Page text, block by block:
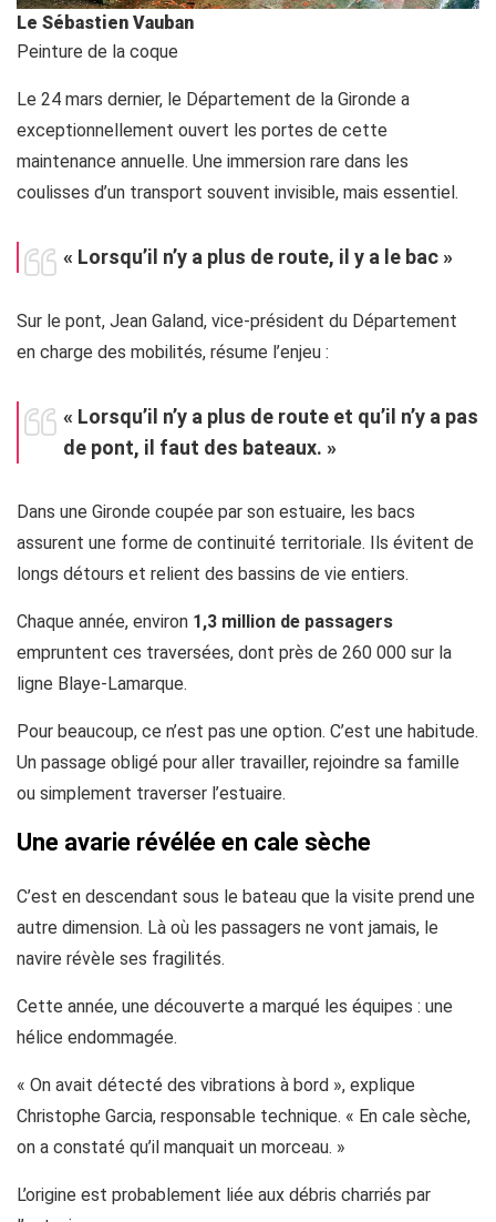
Le Sébastien Vauban
Peinture de la coque
Le 24 mars dernier, le Département de la Gironde a
exceptionnellement ouvert les portes de cette
maintenance annuelle. Une immersion rare dans les
coulisses d’un transport souvent invisible, mais essentiel.
« Lorsqu’il n’y a plus de route, il y a le bac »
Sur le pont, Jean Galand, vice-président du Département
en charge des mobilités, résume l’enjeu :
« Lorsqu’il n’y a plus de route et qu’il n’y a pas
de pont, il faut des bateaux. »
Dans une Gironde coupée par son estuaire, les bacs
assurent une forme de continuité territoriale. Ils évitent de
longs détours et relient des bassins de vie entiers.
Chaque année, environ 1,3 million de passagers
empruntent ces traversées, dont près de 260 000 sur la
ligne Blaye-Lamarque.
Pour beaucoup, ce n’est pas une option. C’est une habitude.
Un passage obligé pour aller travailler, rejoindre sa famille
ou simplement traverser l’estuaire.
Une avarie révélée en cale sèche
C’est en descendant sous le bateau que la visite prend une
autre dimension. Là où les passagers ne vont jamais, le
navire révèle ses fragilités.
Cette année, une découverte a marqué les équipes : une
hélice endommagée.
« On avait détecté des vibrations à bord », explique
Christophe Garcia, responsable technique. « En cale sèche,
on a constaté qu’il manquait un morceau. »
L’origine est probablement liée aux débris charriés par